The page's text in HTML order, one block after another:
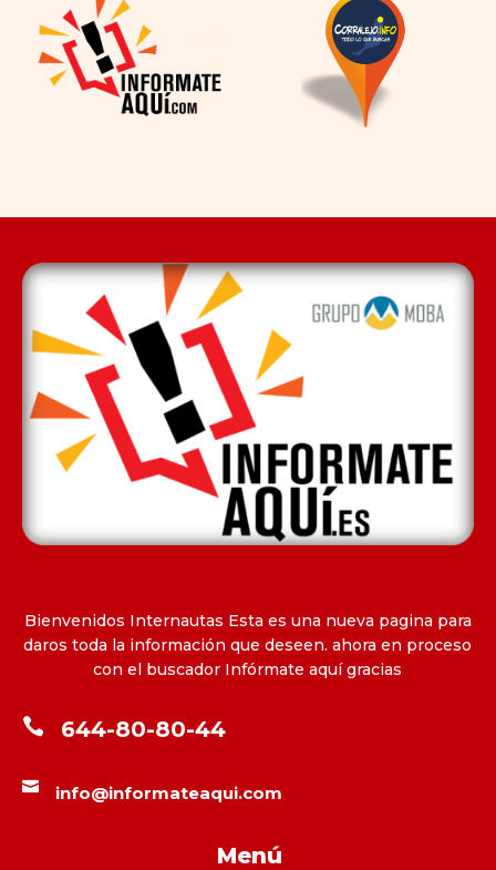
Bienvenidos Internautas Esta es una nueva pagina para
daros toda la información que deseen. ahora en proceso
con el buscador Infórmate aquí gracias
 644-80-80-44
 info@informateaqui.com
Menú